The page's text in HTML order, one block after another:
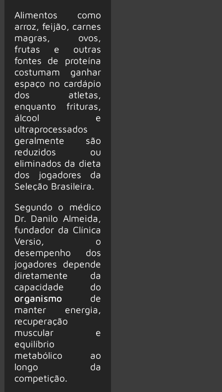
Alimentos como
arroz, feijão, carnes
magras, ovos,
frutas e outras
fontes de proteína
costumam ganhar
espaço no cardápio
dos atletas,
enquanto frituras,
álcool e
ultraprocessados
geralmente são
reduzidos ou
eliminados da dieta
dos jogadores da
Seleção Brasileira.
Segundo o médico
Dr. Danilo Almeida,
fundador da Clínica
Versio, o
desempenho dos
jogadores depende
diretamente da
capacidade do
organismo de
manter energia,
recuperação
muscular e
equilíbrio
metabólico ao
longo da
competição.